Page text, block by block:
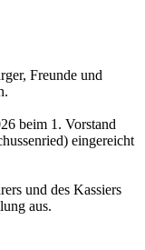
Freunde und
beim 1. Vorstand
eingereicht
und des Kassiers
aus.